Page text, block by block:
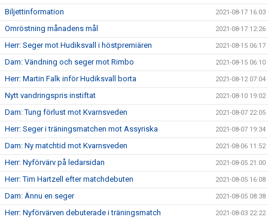
Biljettinformation 2021-08-17 16:03
Omröstning månadens mål 2021-08-17 12:26
Herr: Seger mot Hudiksvall i höstpremiären 2021-08-15 06:17
Dam: Vändning och seger mot Rimbo 2021-08-15 06:10
Herr: Martin Falk inför Hudiksvall borta 2021-08-12 07:04
Nytt vandringspris instiftat 2021-08-10 19:02
Dam: Tung förlust mot Kvarnsveden 2021-08-07 22:05
Herr: Seger i träningsmatchen mot Assyriska 2021-08-07 19:34
Dam: Ny matchtid mot Kvarnsveden 2021-08-06 11:52
Herr: Nyförvärv på ledarsidan 2021-08-05 21:00
Herr: Tim Hartzell efter matchdebuten 2021-08-05 16:08
Dam: Ännu en seger 2021-08-05 08:38
Herr: Nyförvärven debuterade i träningsmatch 2021-08-03 22:22